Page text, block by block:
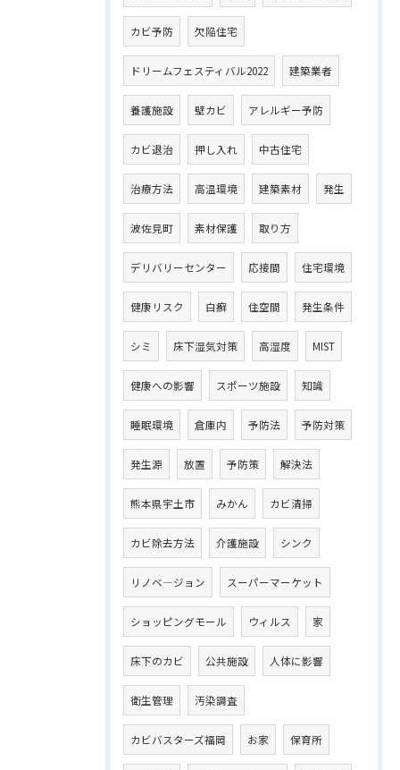
カビ予防 欠陥住宅
ドリームフェスティバル2022 建築業者
養護施設 壁カビ アレルギー予防
カビ退治 押し入れ 中古住宅
治療方法 高温環境 建築素材 発生
波佐見町 素材保護 取り方
デリバリーセンター 応接間 住宅環境
健康リスク 白癬 住空間 発生条件
シミ 床下湿気対策 高湿度 MIST
健康への影響 スポーツ施設 知識
睡眠環境 倉庫内 予防法 予防対策
発生源 放置 予防策 解決法
熊本県宇土市 みかん カビ清掃
カビ除去方法 介護施設 シンク
リノベ―ジョン スーパーマーケット
ショッピングモール ウィルス 家
床下のカビ 公共施設 人体に影響
衛生管理 汚染調査
カビバスターズ福岡 お家 保育所